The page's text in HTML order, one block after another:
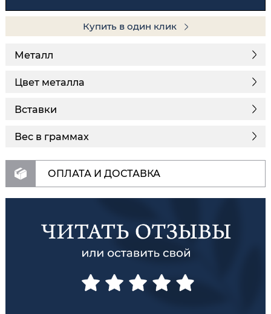
Купить в один клик
Металл
Цвет металла
Вставки
Вес в граммах
ОПЛАТА И ДОСТАВКА